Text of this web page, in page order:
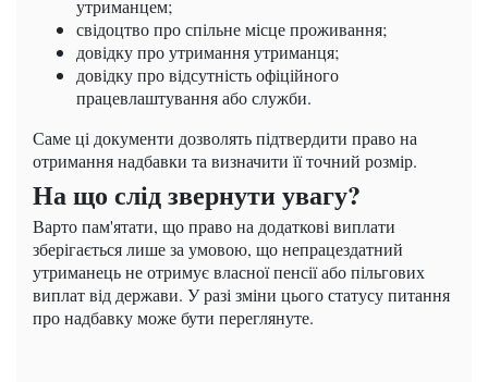
утриманцем;
свідоцтво про спільне місце проживання;
довідку про утримання утриманця;
довідку про відсутність офіційного
працевлаштування або служби.
Саме ці документи дозволять підтвердити право на
отримання надбавки та визначити її точний розмір.
На що слід звернути увагу?
Варто пам'ятати, що право на додаткові виплати
зберігається лише за умовою, що непрацездатний
утриманець не отримує власної пенсії або пільгових
виплат від держави. У разі зміни цього статусу питання
про надбавку може бути переглянуте.